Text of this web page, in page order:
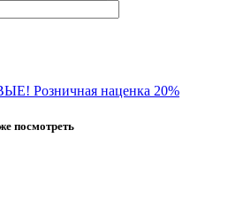
Розничная наценка 20%
посмотреть